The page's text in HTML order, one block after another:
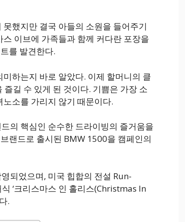
했지만 결국 아들의 소원을 들어주기
이브에 가족들과 함께 커다란 포장을
를 발견한다.
하는지 바로 알았다. 이제 할머니의 클
길 수 있게 된 것이다. 기쁨은 가장 소
소를 가리지 않기 때문이다.
의 핵심인 순수한 드라이빙의 즐거움을
랜드로 출시된 BMW 1500을 캠페인의
되었으며, 미국 힙합의 전설 Run-
‘크리스마스 인 홀리스(Christmas In
.